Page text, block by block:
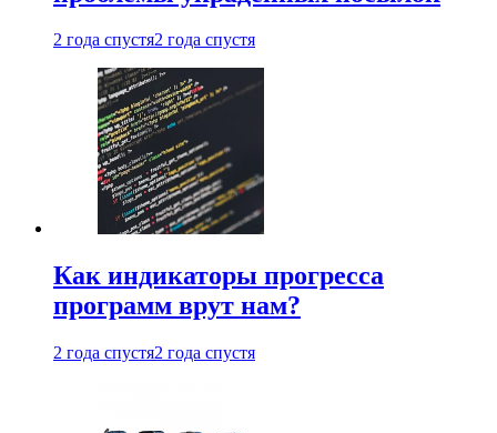
2 года спустя2 года спустя
Как индикаторы прогресса
программ врут нам?
2 года спустя2 года спустя